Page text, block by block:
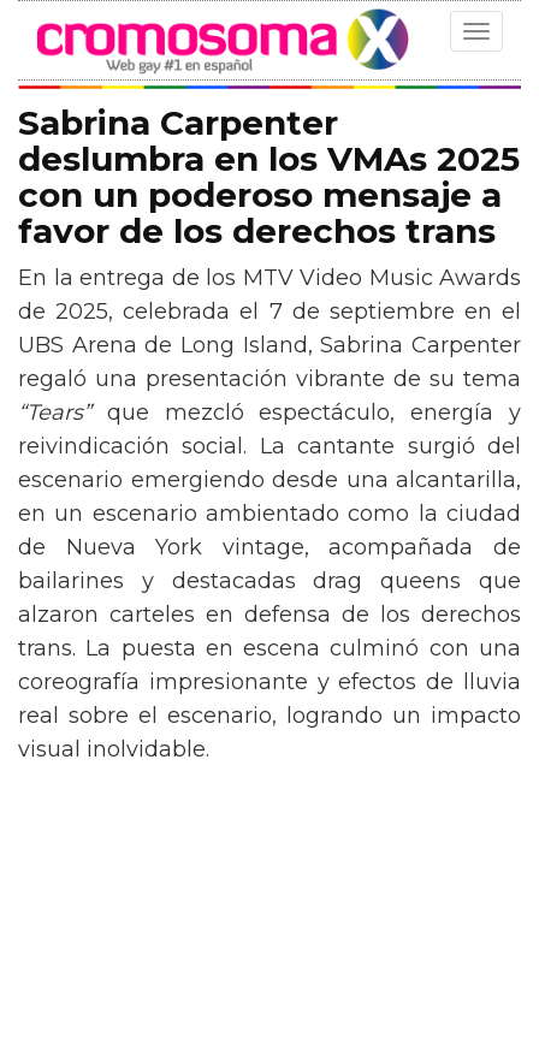
Toggle
Sabrina Carpenter
deslumbra en los VMAs 2025
con un poderoso mensaje a
favor de los derechos trans
En la entrega de los MTV Video Music Awards
de 2025, celebrada el 7 de septiembre en el
UBS Arena de Long Island, Sabrina Carpenter
regaló una presentación vibrante de su tema
“Tears”que mezcló espectáculo, energía y
reivindicación social. La cantante surgió del
escenario emergiendo desde una alcantarilla,
en un escenario ambientado como la ciudad
de Nueva York vintage, acompañada de
bailarines y destacadas drag queens que
alzaron carteles en defensa de los derechos
trans. La puesta en escena culminó con una
coreografía impresionante y efectos de lluvia
real sobre el escenario, logrando un impacto
visual inolvidable.